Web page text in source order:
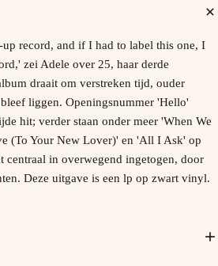
record, and if I had to label this one, I
zei Adele over 25, haar derde
draait om verstreken tijd, ouder
liggen. Openingsnummer 'Hello'
hit; verder staan onder meer 'When We
(To Your New Lover)' en 'All I Ask' op
centraal in overwegend ingetogen, door
Deze uitgave is een lp op zwart vinyl.